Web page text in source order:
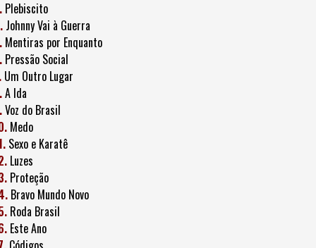
Plebiscito
Johnny Vai à Guerra
Mentiras por Enquanto
Pressão Social
Um Outro Lugar
A Ida
Voz do Brasil
Medo
Sexo e Karatê
Luzes
Proteção
Bravo Mundo Novo
Roda Brasil
Este Ano